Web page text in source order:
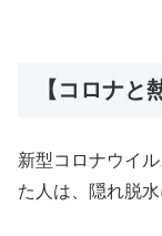
【コロナと
新型コロナウイ
た人は、隠れ脱